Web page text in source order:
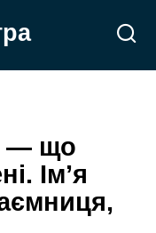
— що
Ім’я